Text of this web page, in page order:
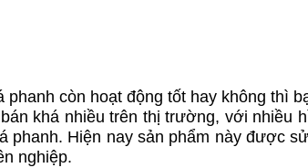
phanh còn hoạt động tốt hay không thì
khá nhiều trên thị trường, với nhiều
phanh. Hiện nay sản phẩm này được
nghiệp.